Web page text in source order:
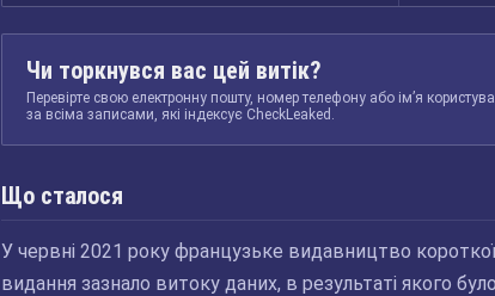
Чи торкнувся вас цей витік?
Перевірте свою електронну пошту, номер телефону або ім’я
за всіма записами, які індексує CheckLeaked.
Що сталося
У червні 2021 року французьке видавництво
видання зазнало витоку даних, в результаті якого